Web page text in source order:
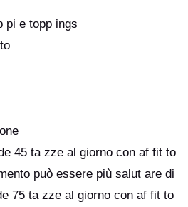
pi e topp ings
45 ta zze al giorno con af fit to
può essere più salut are di
75 ta zze al giorno con af fit to